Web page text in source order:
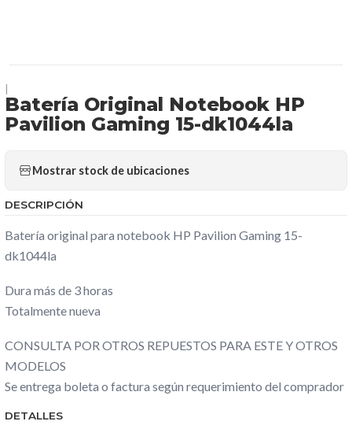
Batería Original Notebook HP
Pavilion Gaming 15-dk1044la
Mostrar stock de ubicaciones
DESCRIPCIÓN
Batería original para notebook HP Pavilion Gaming 15-
dk1044la
Dura más de 3 horas
Totalmente nueva
CONSULTA POR OTROS REPUESTOS PARA ESTE Y OTROS
MODELOS
Se entrega boleta o factura según requerimiento del comprador
DETALLES